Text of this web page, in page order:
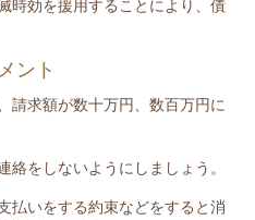
時効を援用することにより、債
ント
請求額が数十万円、数百万円に
絡をしないようにしましょう。
払いをする約束などをすると消